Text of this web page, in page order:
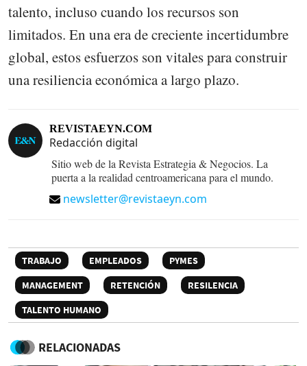
talento, incluso cuando los recursos son
limitados. En una era de creciente incertidumbre
global, estos esfuerzos son vitales para construir
una resiliencia económica a largo plazo.
REVISTAEYN.COM
Redacción digital
Sitio web de la Revista Estrategia & Negocios. La
puerta a la realidad centroamericana para el mundo.
newsletter@revistaeyn.com
TRABAJO EMPLEADOS
PYMES
MANAGEMENT
RETENCIÓN
RESILENCIA
TALENTO HUMANO
RELACIONADAS